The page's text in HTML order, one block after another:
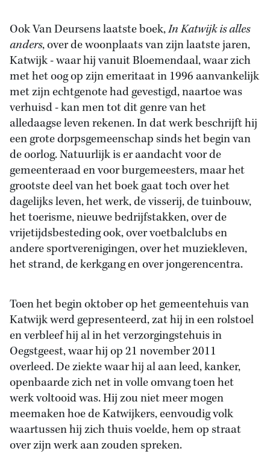
Ook Van Deursens laatste boek,In Katwijk is alles
anders, over de woonplaats van zijn laatste jaren,
Katwijk - waar hij vanuit Bloemendaal, waar zich
met het oog op zijn emeritaat in 1996 aanvankelijk
met zijn echtgenote had gevestigd, naartoe was
verhuisd - kan men tot dit genre van het
alledaagse leven rekenen. In dat werk beschrijft hij
een grote dorpsgemeenschap sinds het begin van
de oorlog. Natuurlijk is er aandacht voor de
gemeenteraad en voor burgemeesters, maar het
grootste deel van het boek gaat toch over het
dagelijks leven, het werk, de visserij, de tuinbouw,
het toerisme, nieuwe bedrijfstakken, over de
vrijetijdsbesteding ook, over voetbalclubs en
andere sportverenigingen, over het muziekleven,
het strand, de kerkgang en over jongerencentra.
Toen het begin oktober op het gemeentehuis van
Katwijk werd gepresenteerd, zat hij in een rolstoel
en verbleef hij al in het verzorgingstehuis in
Oegstgeest, waar hij op 21 november 2011
overleed. De ziekte waar hij al aan leed, kanker,
openbaarde zich net in volle omvang toen het
werk voltooid was. Hij zou niet meer mogen
meemaken hoe de Katwijkers, eenvoudig volk
waartussen hij zich thuis voelde, hem op straat
over zijn werk aan zouden spreken.